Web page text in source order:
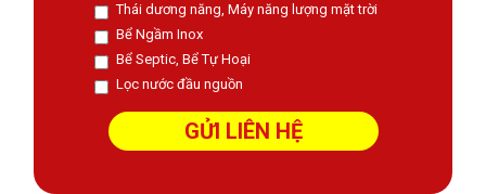
Thái dương năng, Máy năng lượng mặt trời
Bể Ngầm Inox
Bể Septic, Bể Tự Hoại
Lọc nước đầu nguồn